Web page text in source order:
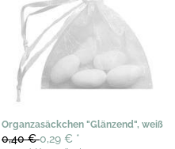
Organzasäckchen "Glänzend", weiß
0,40 €0,29 € *